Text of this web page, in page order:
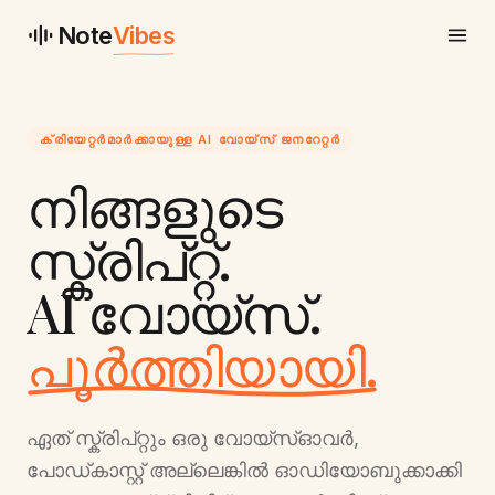
NoteVibes
ക്രിയേറ്റർമാർക്കായുള്ള AI വോയ്‌സ് ജനറേറ്റർ
നിങ്ങളുടെ
സ്ക്രിപ്റ്റ്.
AI വോയ്‌സ്.
പൂർത്തിയായി.
ഏത് സ്ക്രിപ്റ്റും ഒരു വോയ്‌സ്ഓവർ,
പോഡ്‌കാസ്റ്റ് അല്ലെങ്കിൽ ഓഡിയോബുക്കാക്കി